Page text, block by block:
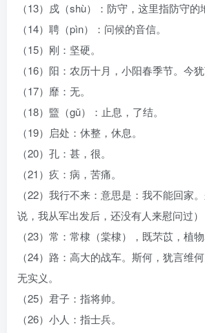
（13）戍（shù）：防守，这里指防守的
（14）聘（pìn）：问候的音信。
（15）刚：坚硬。
（16）阳：农历十月，小阳春季节。今犹
（17）靡：无。
（18）盬（gǔ）：止息，了结。
（19）启处：休整，休息。
（20）孔：甚，很。
（21）疚：病，苦痛。
（22）我行不来：意思是：我不能回家
说，我从军出发后，还没有人来慰问过）
（23）常：常棣（棠棣），既芣苡，植物
（24）路：高大的战车。斯何，犹言维
无实义。
（25）君子：指将帅。
（26）小人：指士兵。